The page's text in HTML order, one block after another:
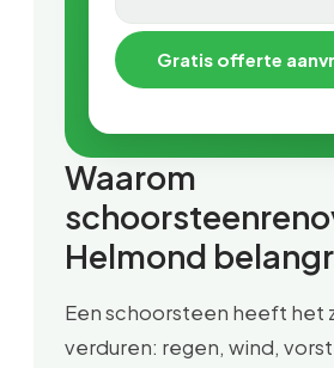
Gratis offerte
Waarom
Helmond
Een schoorsteen heeft het
verduren: regen, wind,